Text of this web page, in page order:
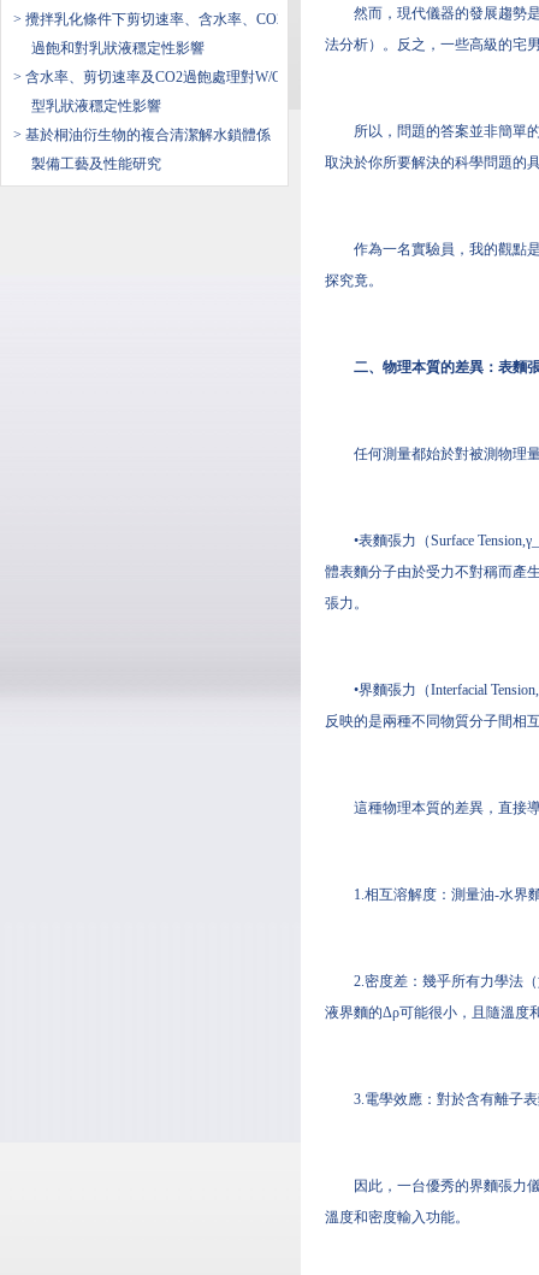
> 攪拌乳化條件下剪切速率、含水率、CO2
過飽和對乳狀液穩定性影響
> 含水率、剪切速率及CO2過飽處理對W/O
型乳狀液穩定性影響
> 基於桐油衍生物的複合清潔解水鎖體係
製備工藝及性能研究
然而，現代儀器的發展趨勢
法分析）。反之，一些高級的宅
所以，問題的答案並非簡單
取決於你所要解決的科學問題的
作為一名實驗員，我的觀點
探究竟。
二、物理本質的差異：表麵
任何測量都始於對被測物理
•表麵張力（Surface
體表麵分子由於受力不對稱而產
張力。
•界麵張力（Interfacial
反映的是兩種不同物質分子間相
這種物理本質的差異，直接
1.相互溶解度：測量油-水界
2.密度差：幾乎所有力學法
液界麵的Δρ可能很小，且隨溫度
3.電學效應：對於含有離子
因此，一台優秀的界麵張力
溫度和密度輸入功能。